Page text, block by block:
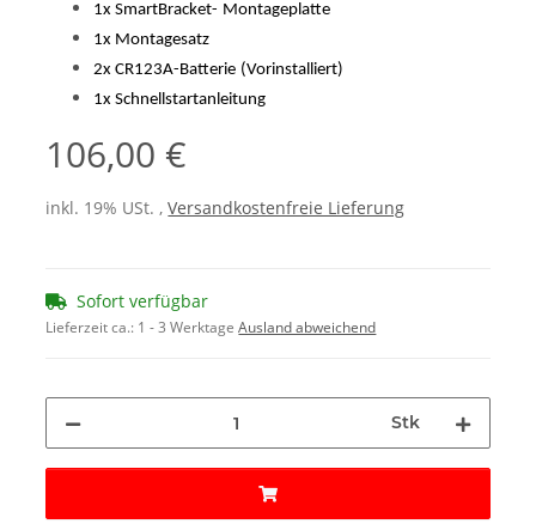
1x SmartBracket- Montageplatte
1x Montagesatz
2x CR123A-Batterie (Vorinstalliert)
1x Schnellstartanleitung
106,00 €
inkl. 19% USt. ,Versandkostenfreie Lieferung
Sofort verfügbar
Lieferzeit ca.: 1 - 3 WerktageAusland abweichend
Stk